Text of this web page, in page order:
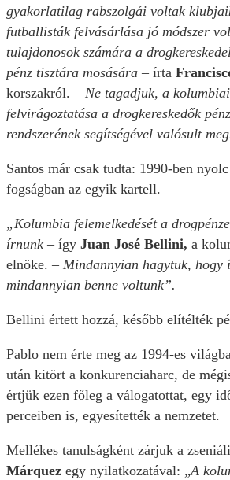
gyakorlatilag rabszolgái voltak
futballisták felvásárlása jó módszer
tulajdonosok számára a
pénz tisztára mosására – írta
korszakról. – Ne tagadjuk, a
felvirágoztatása a drogkereskedők
rendszerének segítségével valósult
Santos már csak tudta: 1990-ben
fogságban az egyik kartell.
„Kolumbia felemelkedését a
írnunk – így Juan José Bellini, a
elnöke. – Mindannyian hagytuk, hogy
mindannyian benne voltunk”.
Bellini értett hozzá, később elítélték
Pablo nem érte meg az 1994-es
után kitört a konkurenciaharc, de
értjük ezen főleg a válogatottat, egy
perceiben is, egyesítették a nemzetet.
Mellékes tanulságként zárjuk a
Márquez egy nyilatkozatával: „A